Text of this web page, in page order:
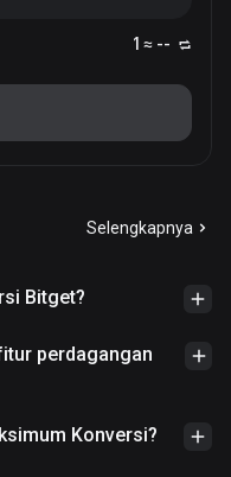
1 ≈ --
Selengkapnya
Bitget?
perdagangan
Konversi?